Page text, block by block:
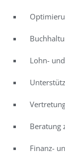
Lohn-
Beratung
Finanz-